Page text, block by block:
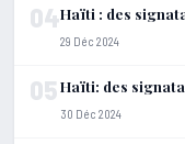
04Haïti : des
29 Déc 2024
05Haïti: des
30 Déc 2024